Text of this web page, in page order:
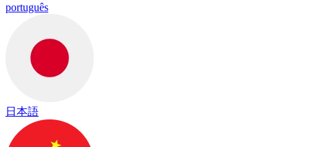
português
日本語